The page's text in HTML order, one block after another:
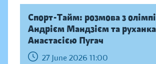
Спорт-Тайм: розмова з
Андрієм Мандзієм та
Анастасією Пугач
27 June 2026 11:00